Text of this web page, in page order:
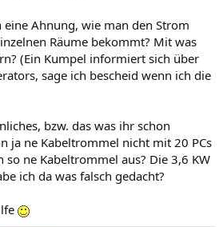
Ahnung, wie man den Strom
Räume bekommt? Mit was
(Ein Kumpel informiert sich über
sage ich bescheid wenn ich die
bzw. das was ihr schon
ja ne Kabeltrommel nicht mit 20 PCs
so ne Kabeltrommel aus? Die 3,6 KW
ich da was falsch gedacht?